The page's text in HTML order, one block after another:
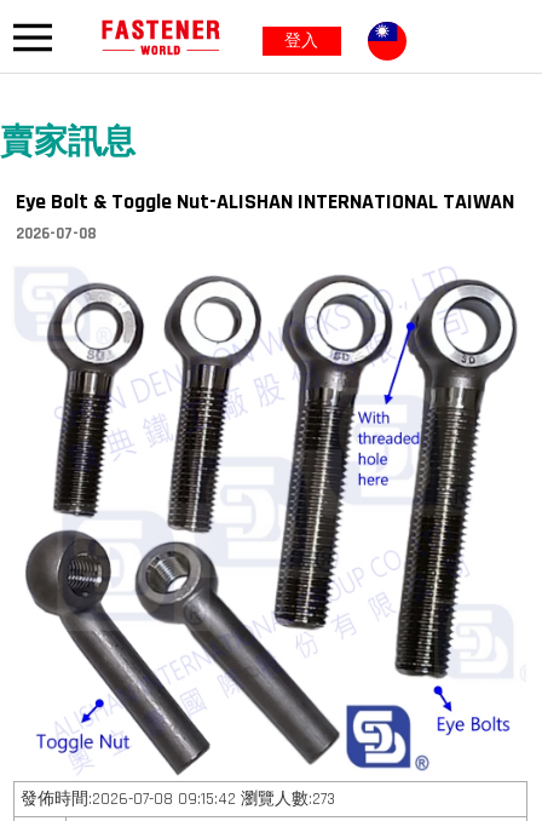
登入
賣家訊息
Eye Bolt & Toggle Nut-ALISHAN INTERNATIONAL TAIWAN
2026-07-08
發佈時間:2026-07-08 09:15:42 瀏覽人數:273